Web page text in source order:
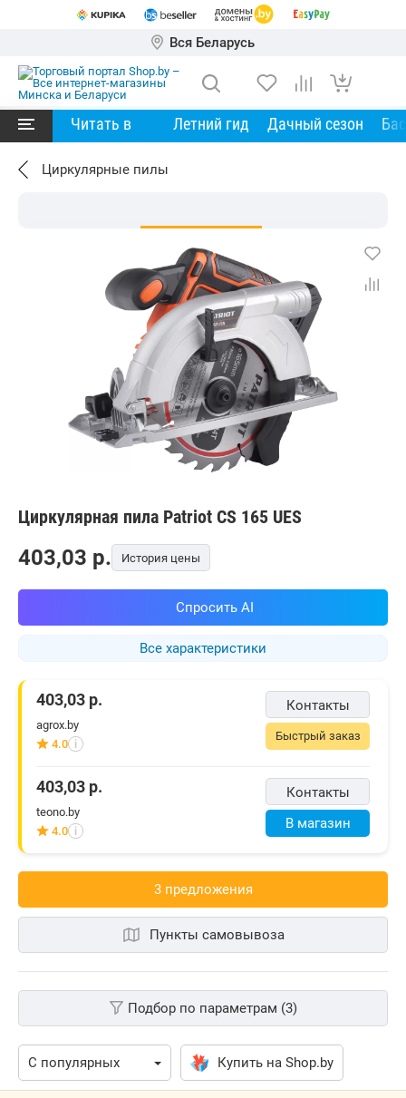
Вся Беларусь
Читать в Летний гид Дачный сезон
Циркулярные пилы
Циркулярная пила Patriot CS 165 UES
Все характеристики
403,03 p. История цены
Спросить AI
Контакты
Быстрый заказ
403,03 р.
agrox.by
4.0 i
Контакты
В магазин
403,03 р.
teono.by
4.0 i
3 предложения
Пункты самовывоза
Подбор по параметрам (3)
Купить на Shop.by